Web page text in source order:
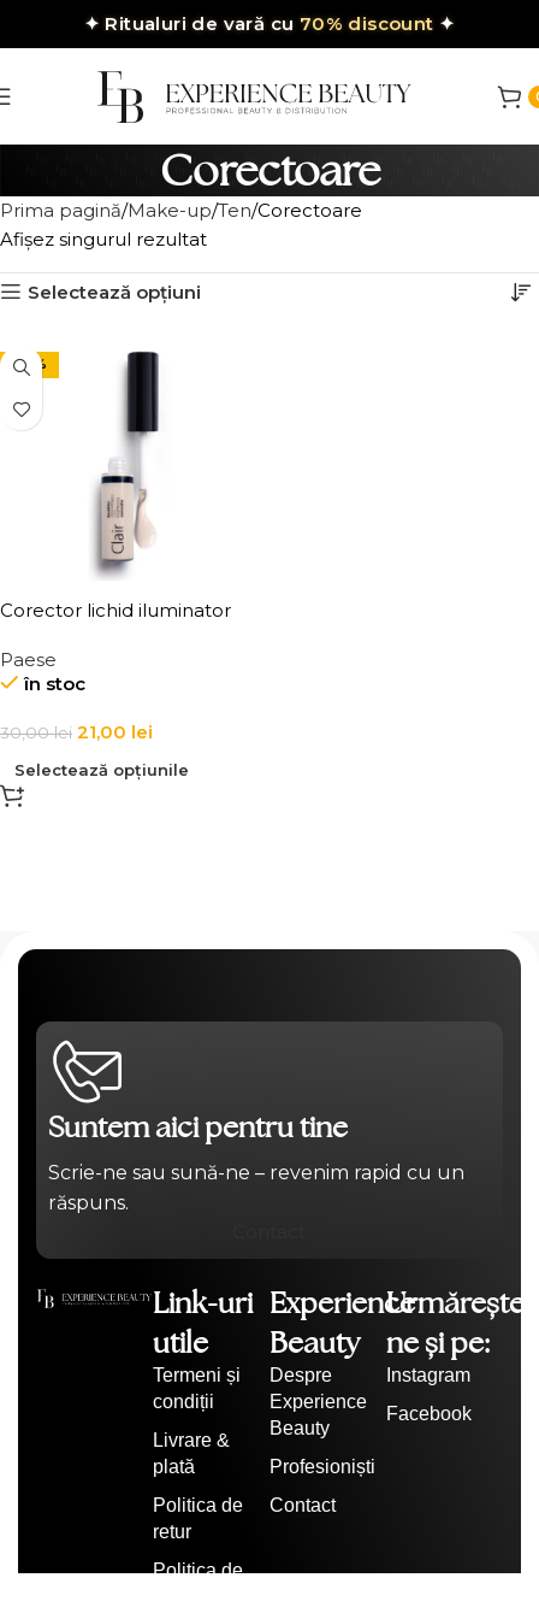
✦Ritualuri de vară cu 70% discount ✦
Corectoare
Prima pagină Make-up Ten Corectoare
Afișez singurul rezultat
Selectează opțiuni
-30%
Corector lichid iluminator
Brightening Concealer 6 ml
Paese
în stoc
30,00lei 21,00 lei
Selectează opțiunile
Suntem aici pentru tine
Scrie-ne sau sună-ne – revenim rapid cu un
răspuns.
Link-uri
utile
Termeni și
condiții
Livrare &
plată
Politica de
retur
Politica de
Experience
Beauty
Despre
Experience
Beauty
Profesioniști
Contact
Urmărește-
ne și pe:
Instagram
Facebook